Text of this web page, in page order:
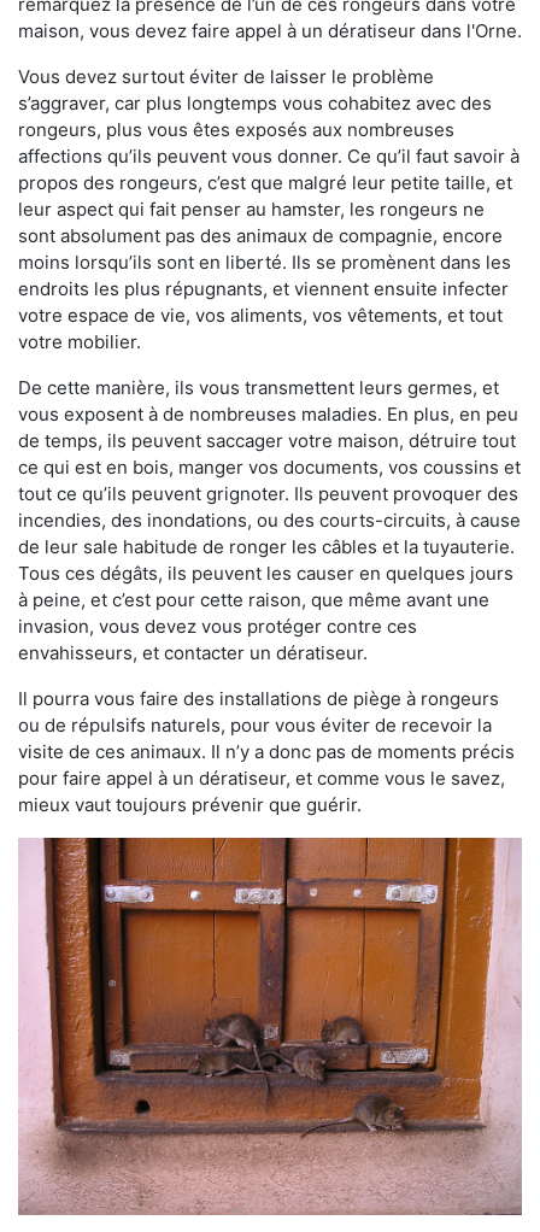
maison, vous devez faire appel à un dératiseur dans l'Orne.
Vous devez surtout éviter de laisser le problème
s’aggraver, car plus longtemps vous cohabitez avec des
rongeurs, plus vous êtes exposés aux nombreuses
affections qu’ils peuvent vous donner. Ce qu’il faut savoir à
propos des rongeurs, c’est que malgré leur petite taille, et
leur aspect qui fait penser au hamster, les rongeurs ne
sont absolument pas des animaux de compagnie, encore
moins lorsqu’ils sont en liberté. Ils se promènent dans les
endroits les plus répugnants, et viennent ensuite infecter
votre espace de vie, vos aliments, vos vêtements, et tout
votre mobilier.
De cette manière, ils vous transmettent leurs germes, et
vous exposent à de nombreuses maladies. En plus, en peu
de temps, ils peuvent saccager votre maison, détruire tout
ce qui est en bois, manger vos documents, vos coussins et
tout ce qu’ils peuvent grignoter. Ils peuvent provoquer des
incendies, des inondations, ou des courts-circuits, à cause
de leur sale habitude de ronger les câbles et la tuyauterie.
Tous ces dégâts, ils peuvent les causer en quelques jours
à peine, et c’est pour cette raison, que même avant une
invasion, vous devez vous protéger contre ces
envahisseurs, et contacter un dératiseur.
Il pourra vous faire des installations de piège à rongeurs
ou de répulsifs naturels, pour vous éviter de recevoir la
visite de ces animaux. Il n’y a donc pas de moments précis
pour faire appel à un dératiseur, et comme vous le savez,
mieux vaut toujours prévenir que guérir.